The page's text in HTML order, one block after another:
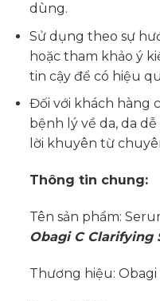
dùng.
Sử dụng theo sự
hoặc tham khảo ý
tin cậy để có hiệu
Đối với khách hàng
bệnh lý về da, da
lời khuyên từ
Thông tin chung:
Tên sản phẩm:
Obagi C Clarifying
Thương hiệu: Obagi